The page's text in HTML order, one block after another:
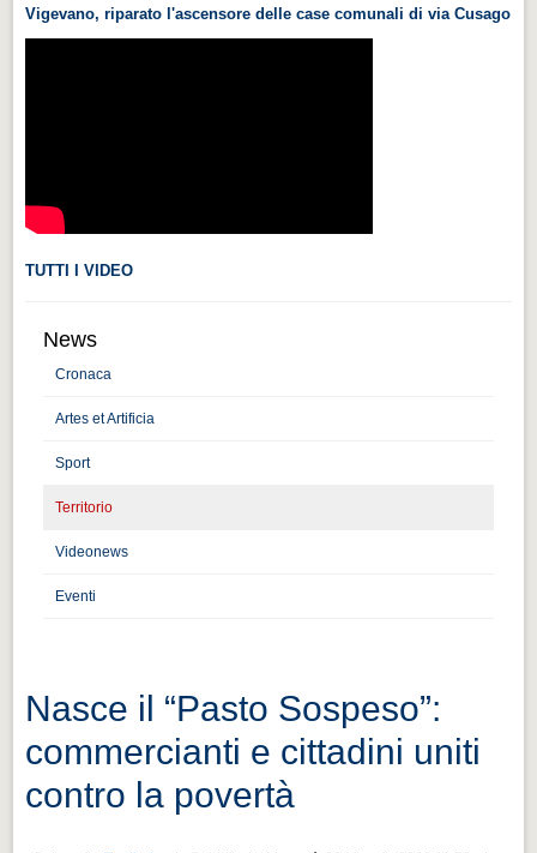
Videonews
CHI SIAMO
CITTÀ
Guida turistica rapida
Guida turistica rapida
Musica e teatro
Musica e teatro
Distretto industriale
Distretto industriale
Muoversi a Vigevano
Cultura e turismo 4.0
PROGETTI
PROGETTI
Vigevano, riparato l'ascensore delle case comunali di via Cusago
TUTTI I VIDEO
News
Cronaca
Artes et Artificia
Sport
Territorio
Videonews
Eventi
Nasce il “Pasto Sospeso”:
commercianti e cittadini uniti
contro la povertà